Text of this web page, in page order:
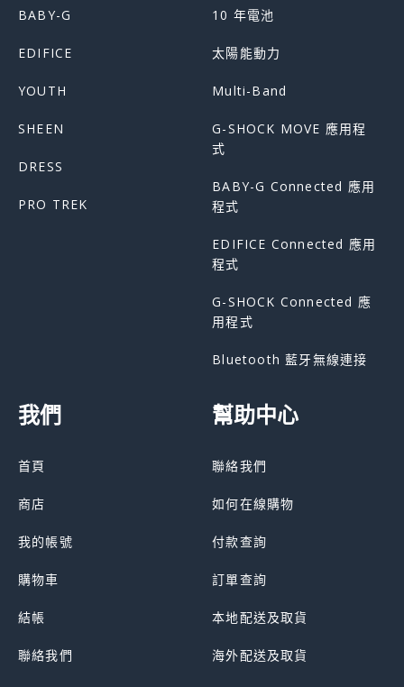
BABY-G
EDIFICE
YOUTH
SHEEN
DRESS
PRO TREK
10 年電池
太陽能動力
Multi-Band
G-SHOCK MOVE 應用程
式
BABY-G Connected 應用
程式
EDIFICE Connected 應用
程式
G-SHOCK Connected 應
用程式
Bluetooth 藍牙無線連接
我們
首頁
商店
我的帳號
購物車
結帳
聯絡我們
幫助中心
聯絡我們
如何在線購物
付款查詢
訂單查詢
本地配送及取貨
海外配送及取貨